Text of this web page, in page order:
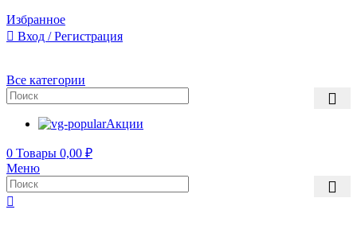
Избранное
Вход / Регистрация
Все категории
Акции
0 Товары 0,00 ₽
Меню